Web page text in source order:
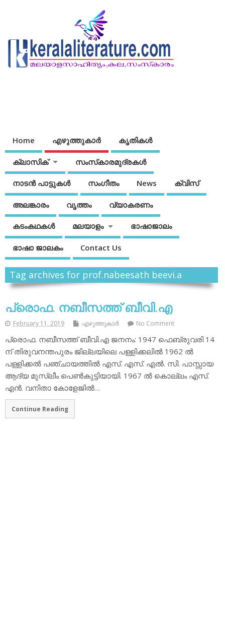
Home എഴുത്തുകാര്‍ കൃതികൾ
ക്ലാസിക് സംസ്‌കാരമുദ്രകള്‍
നാടന്‍ പാട്ടുകള്‍ സംഗീതം News ക്വിസ്
അലങ്കാരം വൃത്തം വ്യാകരണം
കടംകഥകള്‍ മലയാളം ഭാഷാജാലം
ഭാഷാ ജാലകം Contact Us
Tag archives for prof.nabeesath beevi.a
പ്രൊഫ. നബീസത്ത് ബീവി.എ
February 11, 2019 എഴുത്തുകാര്‍ No Comment
പ്രൊഫ. നബീസത്ത് ബീവി.എ ജനനം: 1947 ഫെബ്രുവരി 14
ന് തിരുവനന്തപുരം ജില്ലയിലെ പള്ളിക്കലില്‍ 1962 ല്‍
പള്ളിക്കല്‍ പഞ്ചായത്തില്‍ എസ്. എസ്. എല്‍. സി. പാസ്സായ
ആദ്യ മുസ്ലീം പെണ്‍കുട്ടിയായി. 1967 ല്‍ കൊല്ലം എസ്.
എന്‍. വനിതാ കോളേജില്‍…
Continue Reading